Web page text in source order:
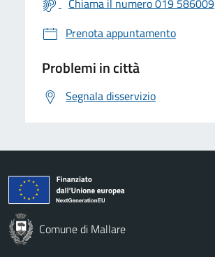
Chiama il numero 019 586009
Prenota appuntamento
Problemi in città
Segnala disservizio
Comune di Mallare